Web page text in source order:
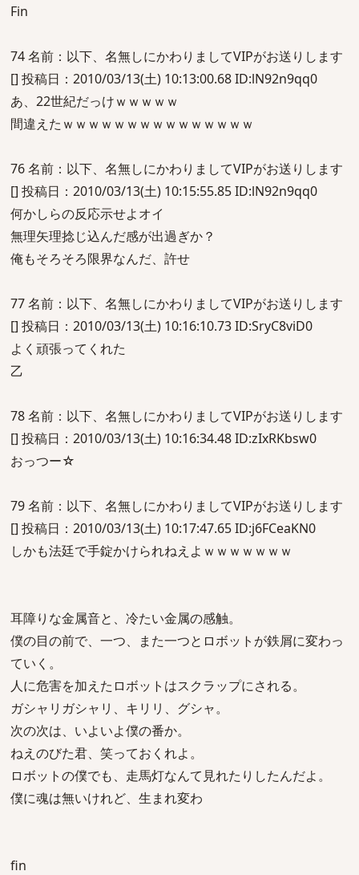
Fin
74 名前：以下、名無しにかわりましてVIPがお送りします
[] 投稿日：2010/03/13(土) 10:13:00.68 ID:lN92n9qq0
あ、22世紀だっけｗｗｗｗｗ
間違えたｗｗｗｗｗｗｗｗｗｗｗｗｗｗｗ
76 名前：以下、名無しにかわりましてVIPがお送りします
[] 投稿日：2010/03/13(土) 10:15:55.85 ID:lN92n9qq0
何かしらの反応示せよオイ
無理矢理捻じ込んだ感が出過ぎか？
俺もそろそろ限界なんだ、許せ
77 名前：以下、名無しにかわりましてVIPがお送りします
[] 投稿日：2010/03/13(土) 10:16:10.73 ID:SryC8viD0
よく頑張ってくれた
乙
78 名前：以下、名無しにかわりましてVIPがお送りします
[] 投稿日：2010/03/13(土) 10:16:34.48 ID:zIxRKbsw0
おっつー☆
79 名前：以下、名無しにかわりましてVIPがお送りします
[] 投稿日：2010/03/13(土) 10:17:47.65 ID:j6FCeaKN0
しかも法廷で手錠かけられねえよｗｗｗｗｗｗｗ
耳障りな金属音と、冷たい金属の感触。
僕の目の前で、一つ、また一つとロボットが鉄屑に変わっ
ていく。
人に危害を加えたロボットはスクラップにされる。
ガシャリガシャリ、キリリ、グシャ。
次の次は、いよいよ僕の番か。
ねえのびた君、笑っておくれよ。
ロボットの僕でも、走馬灯なんて見れたりしたんだよ。
僕に魂は無いけれど、生まれ変わ
fin